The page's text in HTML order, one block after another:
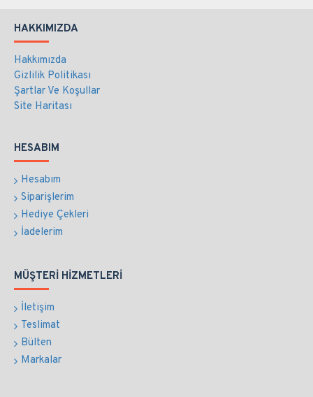
HAKKIMIZDA
Hakkımızda
Gizlilik Politikası
Şartlar Ve Koşullar
Site Haritası
HESABIM
Hesabım
Siparişlerim
Hediye Çekleri
İadelerim
MÜŞTERI HIZMETLERI
İletişim
Teslimat
Bülten
Markalar